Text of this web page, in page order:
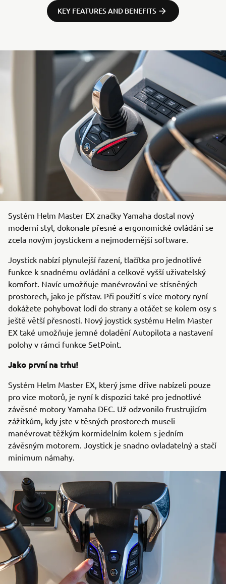
KEY FEATURES AND BENEFITS
Systém Helm Master EX značky Yamaha dostal nový
moderní styl, dokonale přesné a ergonomické ovládání se
zcela novým joystickem a nejmodernější software.
Joystick nabízí plynulejší řazení, tlačítka pro jednotlivé
funkce k snadnému ovládání a celkově vyšší uživatelský
komfort. Navíc umožňuje manévrování ve stísněných
prostorech, jako je přístav. Při použití s více motory nyní
dokážete pohybovat lodí do strany a otáčet se kolem osy s
ještě větší přesností. Nový joystick systému Helm Master
EX také umožňuje jemné doladění Autopilota a nastavení
polohy v rámci funkce SetPoint.
Jako první na trhu!
Systém Helm Master EX, který jsme dříve nabízeli pouze
pro více motorů, je nyní k dispozici také pro jednotlivé
závěsné motory Yamaha DEC. Už odzvonilo frustrujícím
zážitkům, kdy jste v těsných prostorech museli
manévrovat těžkým kormidelním kolem s jedním
závěsným motorem. Joystick je snadno ovladatelný a stačí
minimum námahy.